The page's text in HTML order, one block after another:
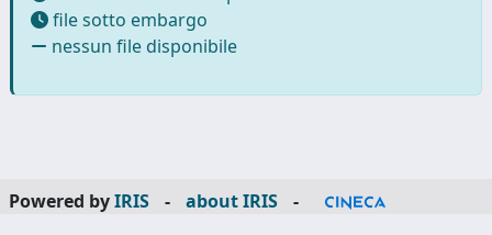
file sotto embargo
nessun file disponibile
Powered byIRIS - about IRIS
-